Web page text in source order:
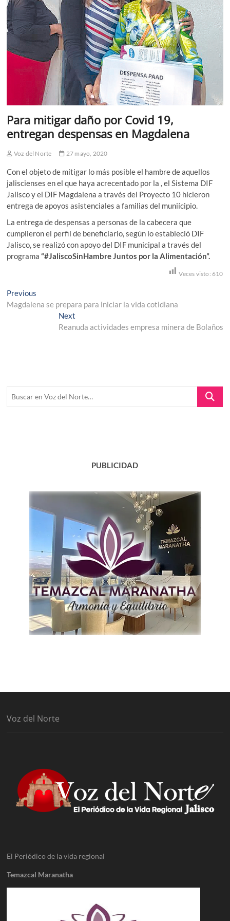
Para mitigar daño por Covid 19,
entregan despensas en Magdalena
Voz del Norte 27 mayo, 2020
Con el objeto de mitigar lo más posible el hambre de aquellos
jaliscienses en el que haya acrecentado por la , el Sistema DIF
Jalisco y el DIF Magdalena a través del Proyecto 10 hicieron
entrega de apoyos asistenciales a familias del muniícipio.
La entrega de despensas a personas de la cabecera que
cumplieron el perfil de beneficiario, según lo estableció DIF
Jalisco, se realizó con apoyo del DIF municipal a través del
programa“#JaliscoSinHambre Juntos por la Alimentación”.
Veces visto: 610
Navegación
de
entradas
Previous
post:
Magdalena se prepara para iniciar la vida cotidiana
NextNext
post:
Reanuda actividades empresa minera de Bolaños
Buscar
PUBLICIDAD
Voz del Norte
El Periódico de la vida regional
Temazcal Maranatha